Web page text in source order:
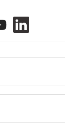
Lokum Şöleni